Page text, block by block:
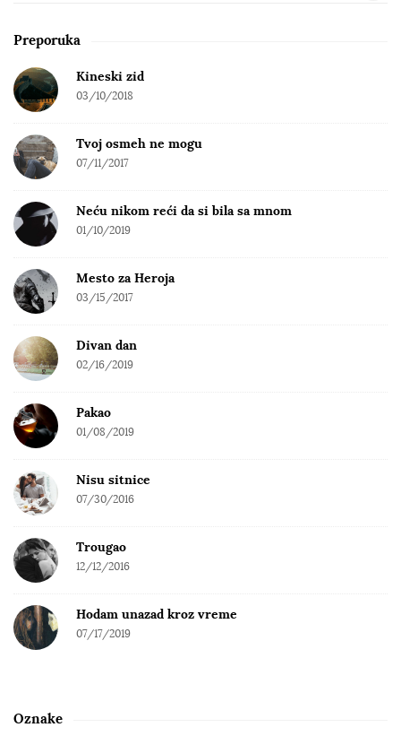
a
c
h
r
Preporuka
Kineski zid
03/10/2018
Tvoj osmeh ne mogu
07/11/2017
Neću nikom reći da si bila sa mnom
01/10/2019
Mesto za Heroja
03/15/2017
Divan dan
02/16/2019
Pakao
01/08/2019
Nisu sitnice
07/30/2016
Trougao
12/12/2016
Hodam unazad kroz vreme
07/17/2019
Oznake